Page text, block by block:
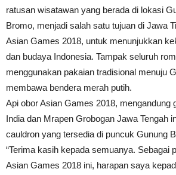
ratusan wisatawan yang berada di lokasi
Bromo, menjadi salah satu tujuan di Jawa
Asian Games 2018, untuk menunjukkan
dan budaya Indonesia. Tampak seluruh
menggunakan pakaian tradisional menuju
membawa bendera merah putih.
Api obor Asian Games 2018, mengandung
India dan Mrapen Grobogan Jawa Tengah
cauldron yang tersedia di puncuk Gunung
“Terima kasih kepada semuanya. Sebagai
Asian Games 2018 ini, harapan saya